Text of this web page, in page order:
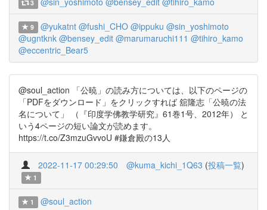
3
9 @yukatnt @fushi_CHO @ippuku @sin_yoshimoto
@ugntknk @bensey_edit @marumaruchi111 @tihiro_kamo
@eccentric_Bear5
@soul_action 「公暁」の読み方については、以下のページの
「PDFをダウンロード」をクリックすれば 舘隆志「公暁の法
名について」 （『印度学佛教学研究』61巻1号、2012年） と
いう4ページの短い論文が読めます。
https://t.co/Z3mzuGvvoU #鎌倉殿の13人
2022-11-17 00:29:50 @kuma_kichi_1Q63 (投稿一覧)
1
1 @soul_action